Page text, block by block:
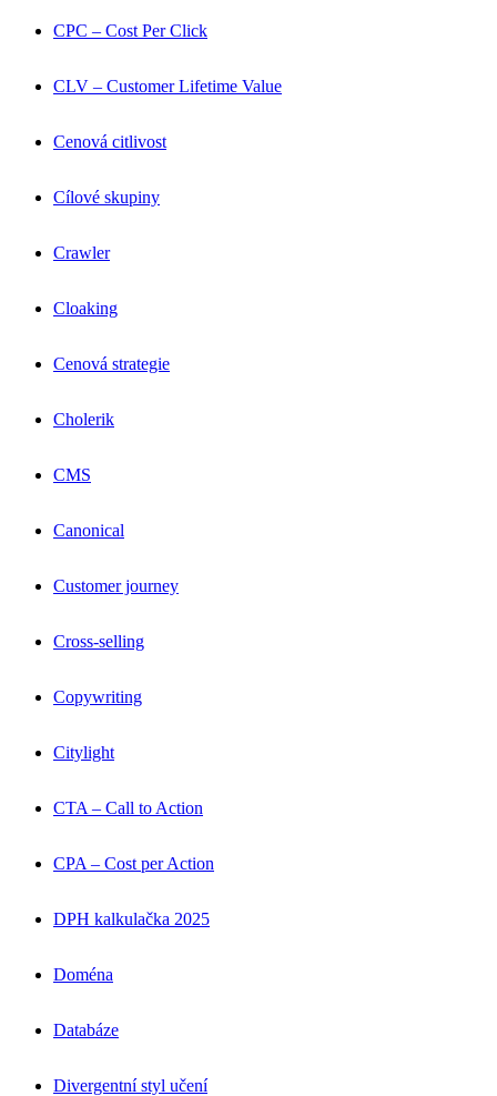
CPC – Cost Per Click
CLV – Customer Lifetime Value
Cenová citlivost
Cílové skupiny
Crawler
Cloaking
Cenová strategie
Cholerik
CMS
Canonical
Customer journey
Cross-selling
Copywriting
Citylight
CTA – Call to Action
CPA – Cost per Action
DPH kalkulačka 2025
Doména
Databáze
Divergentní styl učení